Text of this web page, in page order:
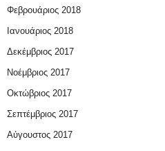
Φεβρουάριος 2018
Ιανουάριος 2018
Δεκέμβριος 2017
Νοέμβριος 2017
Οκτώβριος 2017
Σεπτέμβριος 2017
Αύγουστος 2017